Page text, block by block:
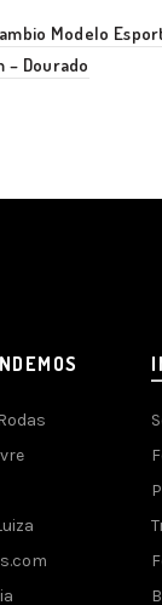
Modelo
– Dourado